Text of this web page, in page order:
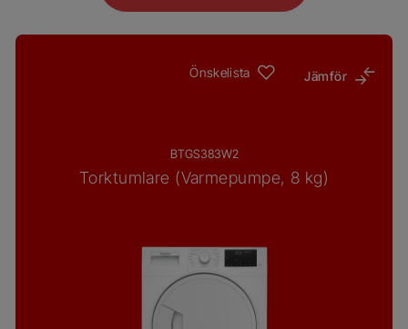
Önskelista Jämför
BTGS383W2
Torktumlare (Varmepumpe, 8 kg)